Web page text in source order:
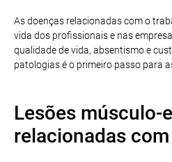
As doenças relacionadas com o
vida dos profissionais e nas
qualidade de vida, absentismo e
patologias é o primeiro passo para
Lesões músculo-
relacionadas